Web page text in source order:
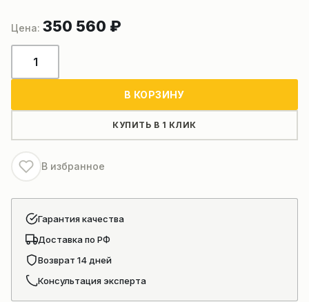
350 560 ₽
товара
SANY
В КОРЗИНУ
КУПИТЬ В 1 КЛИК
В избранное
Гарантия качества
Доставка по РФ
Возврат 14 дней
Консультация эксперта